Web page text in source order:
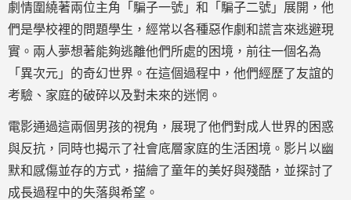
劇情圍繞著兩位主角「騙子一號」和「騙子二號」展開，他
們是學校裡的問題學生，經常以各種惡作劇和謊言來逃避現
實。兩人夢想著能夠逃離他們所處的困境，前往一個名為
「異次元」的奇幻世界。在這個過程中，他們經歷了友誼的
考驗、家庭的破碎以及對未來的迷惘。
電影通過這兩個男孩的視角，展現了他們對成人世界的困惑
與反抗，同時也揭示了社會底層家庭的生活困境。影片以幽
默和感傷並存的方式，描繪了童年的美好與殘酷，並探討了
成長過程中的失落與希望。